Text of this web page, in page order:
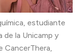
estudiante
la Unicamp y
CancerThera,